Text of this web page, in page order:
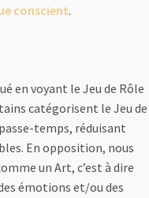
conscient.
en voyant le Jeu de Rôle
catégorisent le Jeu de
temps, réduisant
En opposition, nous
un Art, c’est à dire
émotions et/ou des